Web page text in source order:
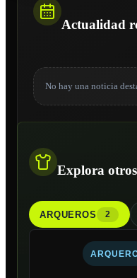
Actualidad
No hay una noticia
Explora
ARQUEROS 2